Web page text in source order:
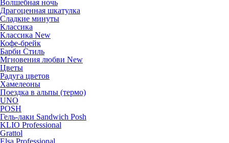
Волшебная ночь
Драгоценная шкатулка
Сладкие минуты
Классика
Классика New
Кофе-брейк
Барби Стиль
Мгновения любви New
Цветы
Радуга цветов
Хамелеоны
Поездка в альпы (термо)
UNO
POSH
Гель-лаки Sandwich Posh
KLIO Professional
Grattol
Elsa Professional